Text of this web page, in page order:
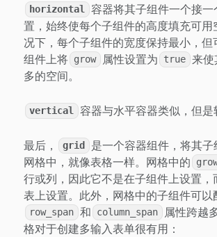
horizontal 容器将其子组件一个接
置，始终使每个子组件的高度填充可用
况下，每个子组件的宽度保持最小，但
组件上将 grow 属性设置为 true 来
多的空间。
vertical 容器与水平容器类似，但是
最后， grid
是一个容器组件，将其
网格中，就像表格一样。网格中的
行或列，因此它不是在子组件上设置，
表上设置。此外，网格中的子组件可以
row_span 和 column_span
属性跨越
格对于创建多输入表单很有用：